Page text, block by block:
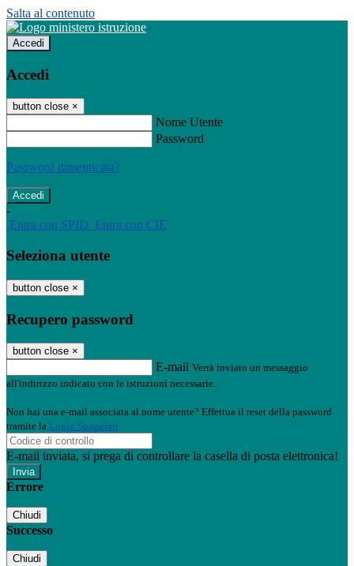
Salta al contenuto
Accedi
Accedi
button close ×
Nome Utente
Password
Password dimenticata?
-
Entra con SPID Entra con CIE
Seleziona utente
button close ×
Recupero password
button close ×
E-mail Verrà inviato un messaggio
all'indirizzo indicato con le istruzioni necessarie.
Non hai una e-mail associata al nome utente? Effettua il reset della password
tramite la Login Spaggiari
E-mail inviata, si prega di controllare la casella di posta elettronica!
Errore
Chiudi
Successo
Chiudi